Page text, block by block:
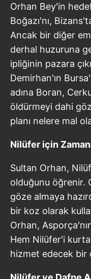
Orhan Bey'in
Boğazı'nı,
Ancak bir diğer
derhal huzuruna
ipliğinin pazara
Demirhan'ın
adına Boran,
öldürmeyi dahi
planı nelere mal
Nilüfer için
Sultan Orhan,
olduğunu öğrenir.
göze almaya
bir koz olarak
Orhan,
Hem Nilüfer'i
hizmet edecek bir